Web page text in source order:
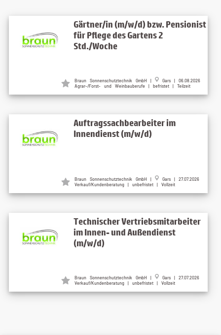
Gärtner/in (m/w/d) bzw. Pensionist
für Pflege des Gartens 2
Std./Woche
Braun Sonnenschutztechnik GmbH |
Gars | 06.08.2026
Agrar-/Forst- und Weinbauberufe | befristet | Teilzeit
Auftragssachbearbeiter im
Innendienst (m/w/d)
Braun Sonnenschutztechnik GmbH |
Gars | 27.07.2026
Verkauf/Kundenberatung | unbefristet | Vollzeit
Technischer Vertriebsmitarbeiter
im Innen- und Außendienst
(m/w/d)
Braun Sonnenschutztechnik GmbH |
Gars | 27.07.2026
Verkauf/Kundenberatung | unbefristet | Vollzeit